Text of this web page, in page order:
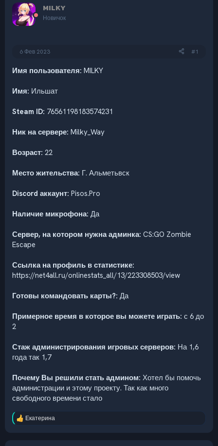
е
м
ы
ч
а
MILKY
Новичок
6 Фев 2023 #1
Имя пользователя: MILKY
Имя: Ильшат
Steam ID: 76561198183574231
Ник на сервере: Milky_Way
Возраст: 22
Место жительства: Г. Альметьвск
Discord аккаунт: Pisos.Pro
Наличие микрофона: Да
Сервер, на котором нужна админка: CS:GO Zombie
Escape
Ссылка на профиль в статистике:
https://net4all.ru/onlinestats_all/13/223308503/view
Готовы командовать карты?: Да
Примерное время в которое вы можете играть: с 6 до
2
Стаж администрирования игровых серверов: На 1,6
года так 1,7
Почему Вы решили стать админом: Хотел бы помочь
администрации и этому проекту. Так как много
свободного времени стало
Р
Екатерина